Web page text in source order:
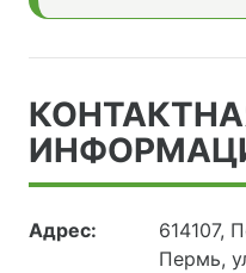
Адрес:
614107,
Пермь,